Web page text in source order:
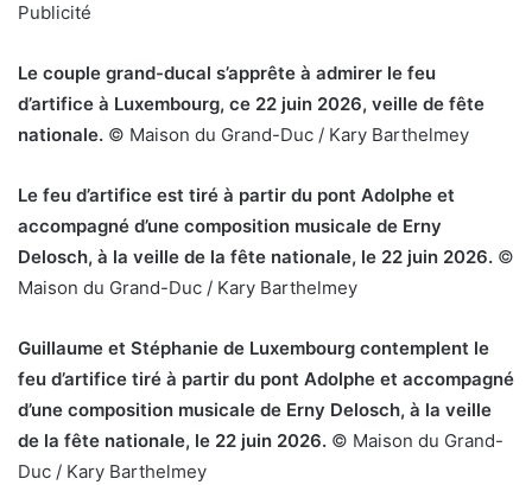
Publicité
Le couple grand-ducal s’apprête à admirer le feu
d’artifice à Luxembourg, ce 22 juin 2026, veille de fête
nationale. © Maison du Grand-Duc / Kary Barthelmey
Le feu d’artifice est tiré à partir du pont Adolphe et
accompagné d’une composition musicale de Erny
Delosch, à la veille de la fête nationale, le 22 juin 2026. ©
Maison du Grand-Duc / Kary Barthelmey
Guillaume et Stéphanie de Luxembourg contemplent le
feu d’artifice tiré à partir du pont Adolphe et accompagné
d’une composition musicale de Erny Delosch, à la veille
de la fête nationale, le 22 juin 2026. © Maison du Grand-
Duc / Kary Barthelmey